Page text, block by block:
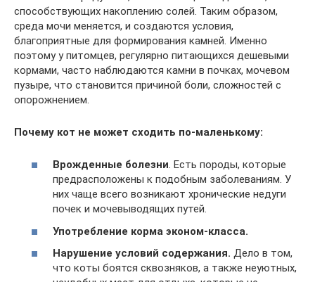
способствующих накоплению солей. Таким образом,
среда мочи меняется, и создаются условия,
благоприятные для формирования камней. Именно
поэтому у питомцев, регулярно питающихся дешевыми
кормами, часто наблюдаются камни в почках, мочевом
пузыре, что становится причиной боли, сложностей с
опорожнением.
Почему кот не может сходить по-маленькому:
Врожденные болезни. Есть породы, которые
предрасположены к подобным заболеваниям. У
них чаще всего возникают хронические недуги
почек и мочевыводящих путей.
Употребление корма эконом-класса.
Нарушение условий содержания. Дело в том,
что коты боятся сквозняков, а также неуютных,